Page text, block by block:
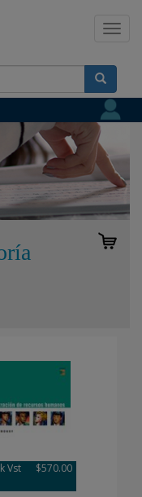
Vst $570.00